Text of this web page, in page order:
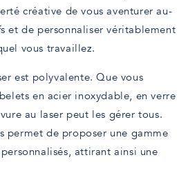
créative de vous aventurer au-
et de personnaliser véritablement
vous travaillez.
est polyvalente. Que vous
en acier inoxydable, en verre
au laser peut les gérer tous.
permet de proposer une gamme
attirant ainsi une